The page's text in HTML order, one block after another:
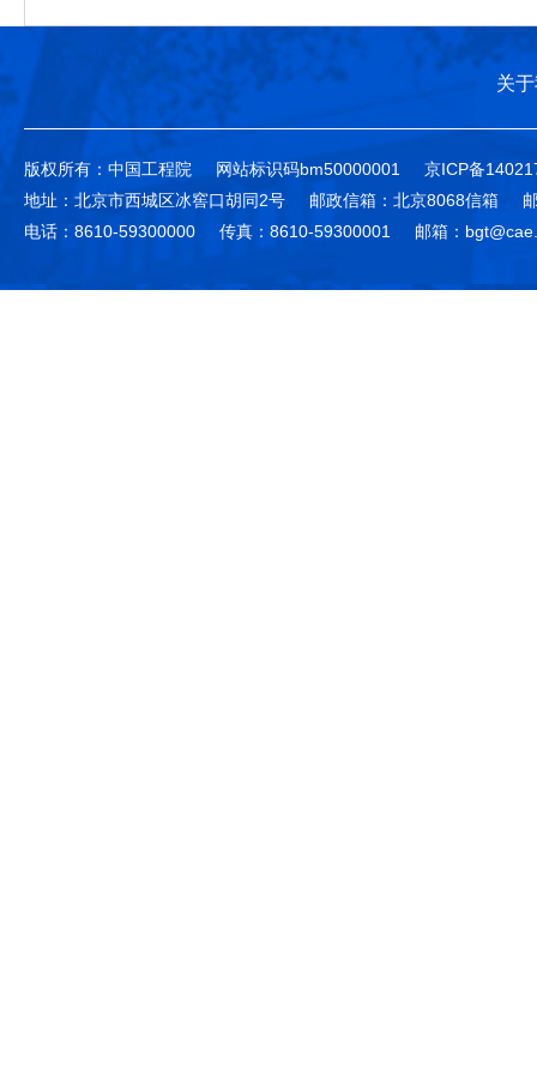
关
版权所有：中国工程院 网站标识码bm50000001
京ICP备
地址：北京市西城区冰窖口胡同2号
邮政信箱：北京8068信箱
电话：8610-59300000
传真：8610-59300001 邮箱：